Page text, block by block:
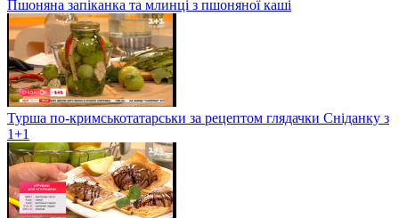
Пшоняна запіканка та млинці з пшоняної каші
Турша по-кримськотатарськи за рецептом глядачки Сніданку з
1+1